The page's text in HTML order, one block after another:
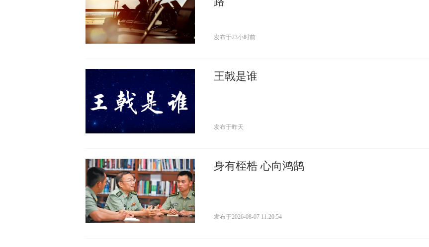
发布于23小时前
王戟是谁
发布于昨天
身有桎梏 心向鸿鹄
发布于2026-08-07 11:20:54